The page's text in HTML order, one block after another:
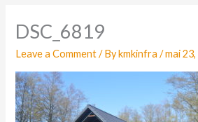
DSC_6819
Leave a Comment / Bykmkinfra/mai